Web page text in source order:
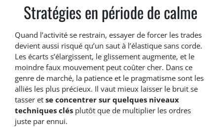
Stratégies en période de calme
Quand l’activité se restrain, essayer de forcer les trades
devient aussi risqué qu’un saut à l’élastique sans corde.
Les écarts s’élargissent, le glissement augmente, et le
moindre faux mouvement peut coûter cher. Dans ce
genre de marché, la patience et le pragmatisme sont les
alliés les plus précieux. Il vaut mieux laisser le bruit se
tasser et se concentrer sur quelques niveaux
techniques clés plutôt que de multiplier les ordres
juste par ennui.